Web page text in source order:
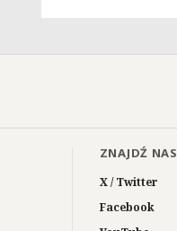
ZNAJDŹ NAS
X / Twitter
Facebook